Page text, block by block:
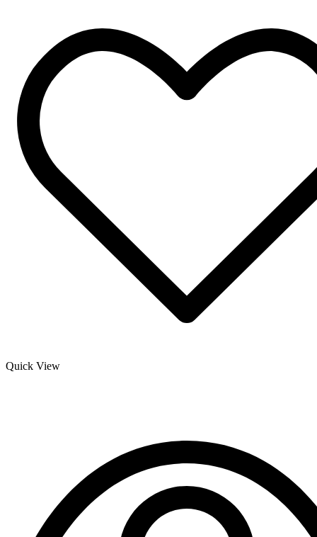
Quick View